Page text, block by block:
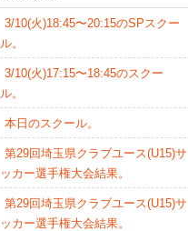
3/10(火)18:45〜20:15のSPスクー
ル。
3/10(火)17:15〜18:45のスクー
ル。
本日のスクール。
第29回埼玉県クラブユース(U15)サ
ッカー選手権大会結果。
第29回埼玉県クラブユース(U15)サ
ッカー選手権大会結果。